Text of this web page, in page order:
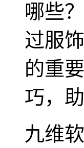
哪些
过服
的重
巧，
九维